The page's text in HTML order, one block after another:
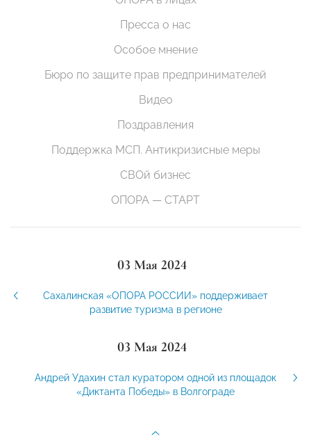
Пресса о нас
Особое мнение
Бюро по защите прав предпринимателей
Видео
Поздравления
Поддержка МСП. Антикризисные меры
СВОй бизнес
ОПОРА — СТАРТ
03 Мая 2024
Сахалинская «ОПОРА РОССИИ» поддерживает
развитие туризма в регионе
03 Мая 2024
Андрей Удахин стал куратором одной из площадок
«Диктанта Победы» в Волгограде